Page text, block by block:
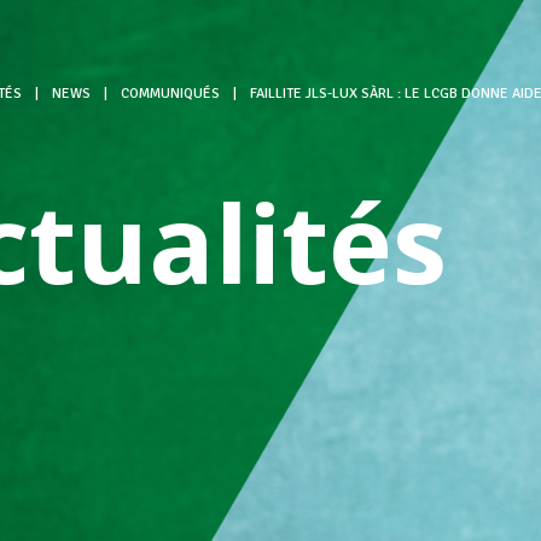
NEWS COMMUNIQUÉS FAILLITE JLS-LUX SÀRL : LE LCGB DONNE